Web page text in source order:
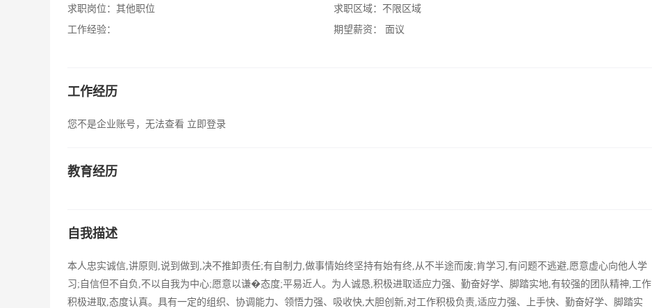
求职岗位： 其他职位
工作经验：
求职区域： 不限区域
期望薪资：
面议
工作经历
您不是企业账号，无法查看 立即登录
教育经历
自我描述
本人忠实诚信,讲原则,说到做到,决不推卸责任;有自制力,做事情始终坚持有始有终,从不半途而废;肯学习,有问题不逃避,愿意虚心向他人学
习;自信但不自负,不以自我为中心;愿意以谦�态度;平易近人。为人诚恳,积极进取适应力强、勤奋好学、脚踏实地,有较强的团队精神,工作
积极进取,态度认真。具有一定的组织、协调能力、领悟力强、吸收快,大胆创新,对工作积极负责,适应力强、上手快、勤奋好学、脚踏实